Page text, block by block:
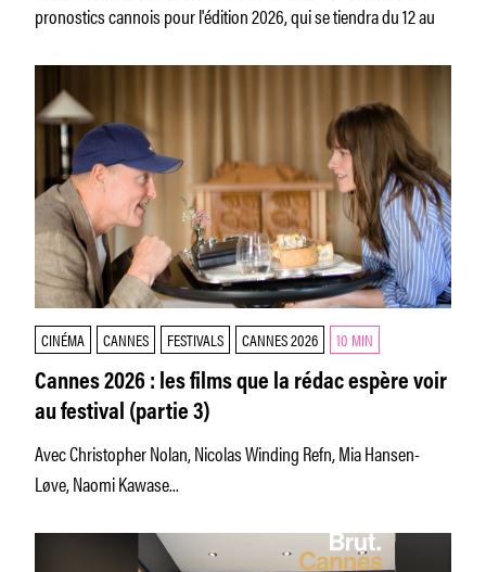
pronostics cannois pour l'édition 2026, qui se tiendra du 12 au
CINÉMA CANNES FESTIVALS CANNES 2026 10 MIN
Cannes 2026 : les films que la rédac espère voir
au festival (partie 3)
Avec Christopher Nolan, Nicolas Winding Refn, Mia Hansen-
Løve, Naomi Kawase...